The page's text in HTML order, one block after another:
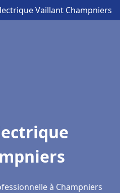
Vaillant Champniers
à Champniers